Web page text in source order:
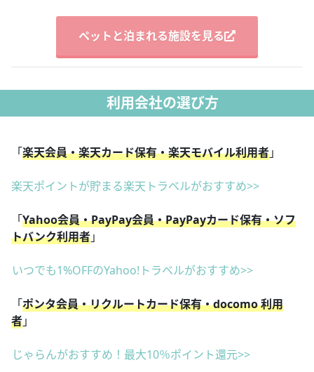
ペットと泊まれる施設を見る
利用会社の選び方
「楽天会員・楽天カード保有・楽天モバイル利用者」
楽天ポイントが貯まる楽天トラベルがおすすめ>>
「Yahoo会員・PayPay会員・PayPayカード保有・ソフ
トバンク利用者」
いつでも1%OFFのYahoo!トラベルがおすすめ>>
「ポンタ会員・リクルートカード保有・docomo 利用
者」
じゃらんがおすすめ！最大10％ポイント還元>>